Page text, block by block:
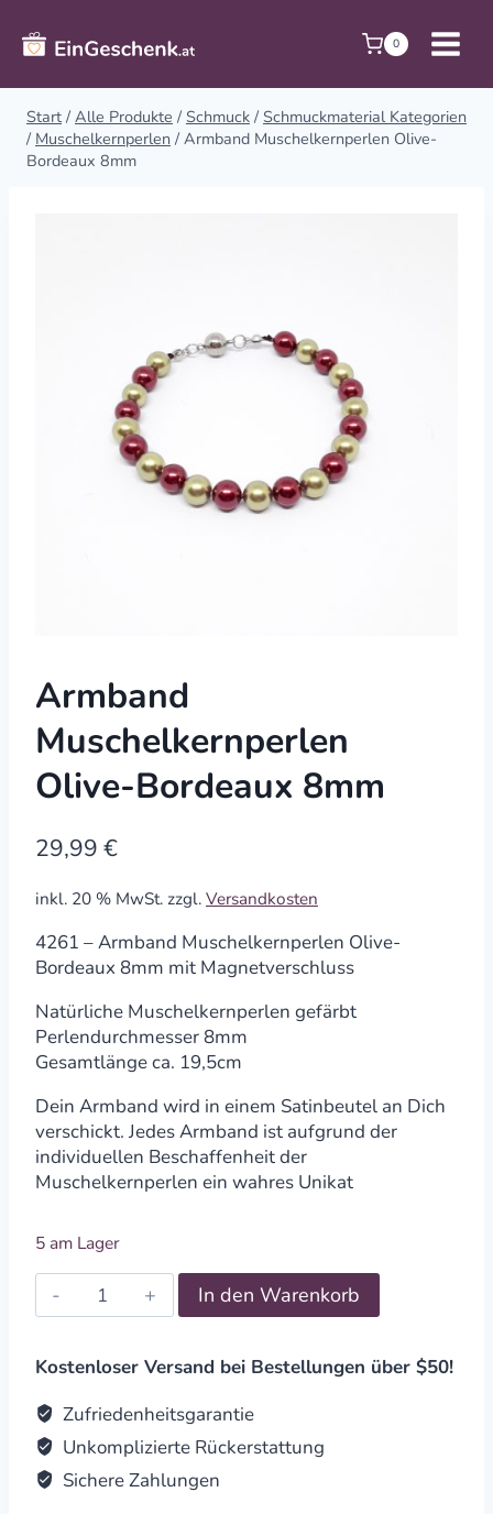
Inhalt
springen
0
Start / Alle Produkte / Schmuck / Schmuckmaterial Kategorien
/ Muschelkernperlen / Armband Muschelkernperlen Olive-
Bordeaux 8mm
Armband
Muschelkernperlen
Olive-Bordeaux 8mm
29,99 €
inkl. 20 % MwSt. zzgl. Versandkosten
4261 – Armband Muschelkernperlen Olive-
Bordeaux 8mm mit Magnetverschluss
Natürliche Muschelkernperlen gefärbt
Perlendurchmesser 8mm
Gesamtlänge ca. 19,5cm
Dein Armband wird in einem Satinbeutel an Dich
verschickt. Jedes Armband ist aufgrund der
individuellen Beschaffenheit der
Muschelkernperlen ein wahres Unikat
5 am Lager
Armband
Muschelkernperlen
Bordeaux
quantity
In den Warenkorb
Kostenloser Versand bei Bestellungen über $50!
Zufriedenheitsgarantie
Unkomplizierte Rückerstattung
Sichere Zahlungen